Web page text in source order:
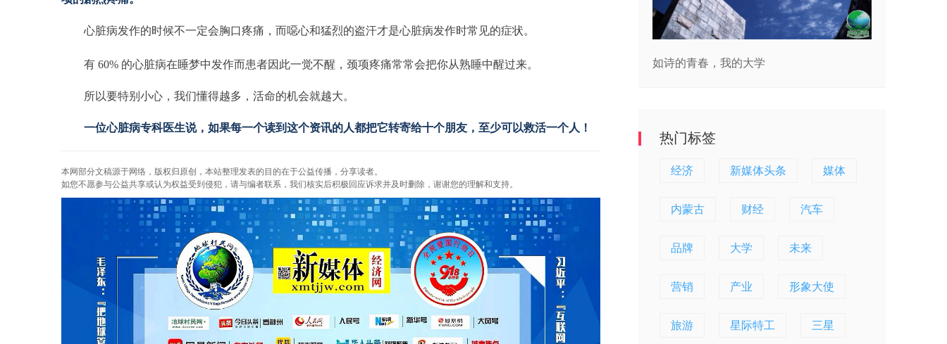
心脏病发作的时候不一定会胸口疼痛，而噁心和猛烈的盗汗才是心脏病发作时常见的症状。
有 60% 的心脏病在睡梦中发作而患者因此一觉不醒，颈项疼痛常常会把你从熟睡中醒过来。
所以要特别小心，我们懂得越多，活命的机会就越大。
一位心脏病专科医生说，如果每一个读到这个资讯的人都把它转寄给十个朋友，至少可以救活一个人！
本网部分文稿源于网络，版权归原创，本站整理发表的目的在于公益传播，分享读者。
如您不愿参与公益共享或认为权益受到侵犯，请与编者联系，我们核实后积极回应诉求并及时删除，谢谢您的理解和支持。
如诗的青春，我的大学
热门标签
经济 新媒体头条 媒体
内蒙古 财经 汽车
品牌 大学 未来
营销 产业 形象大使
旅游 星际特工 三星